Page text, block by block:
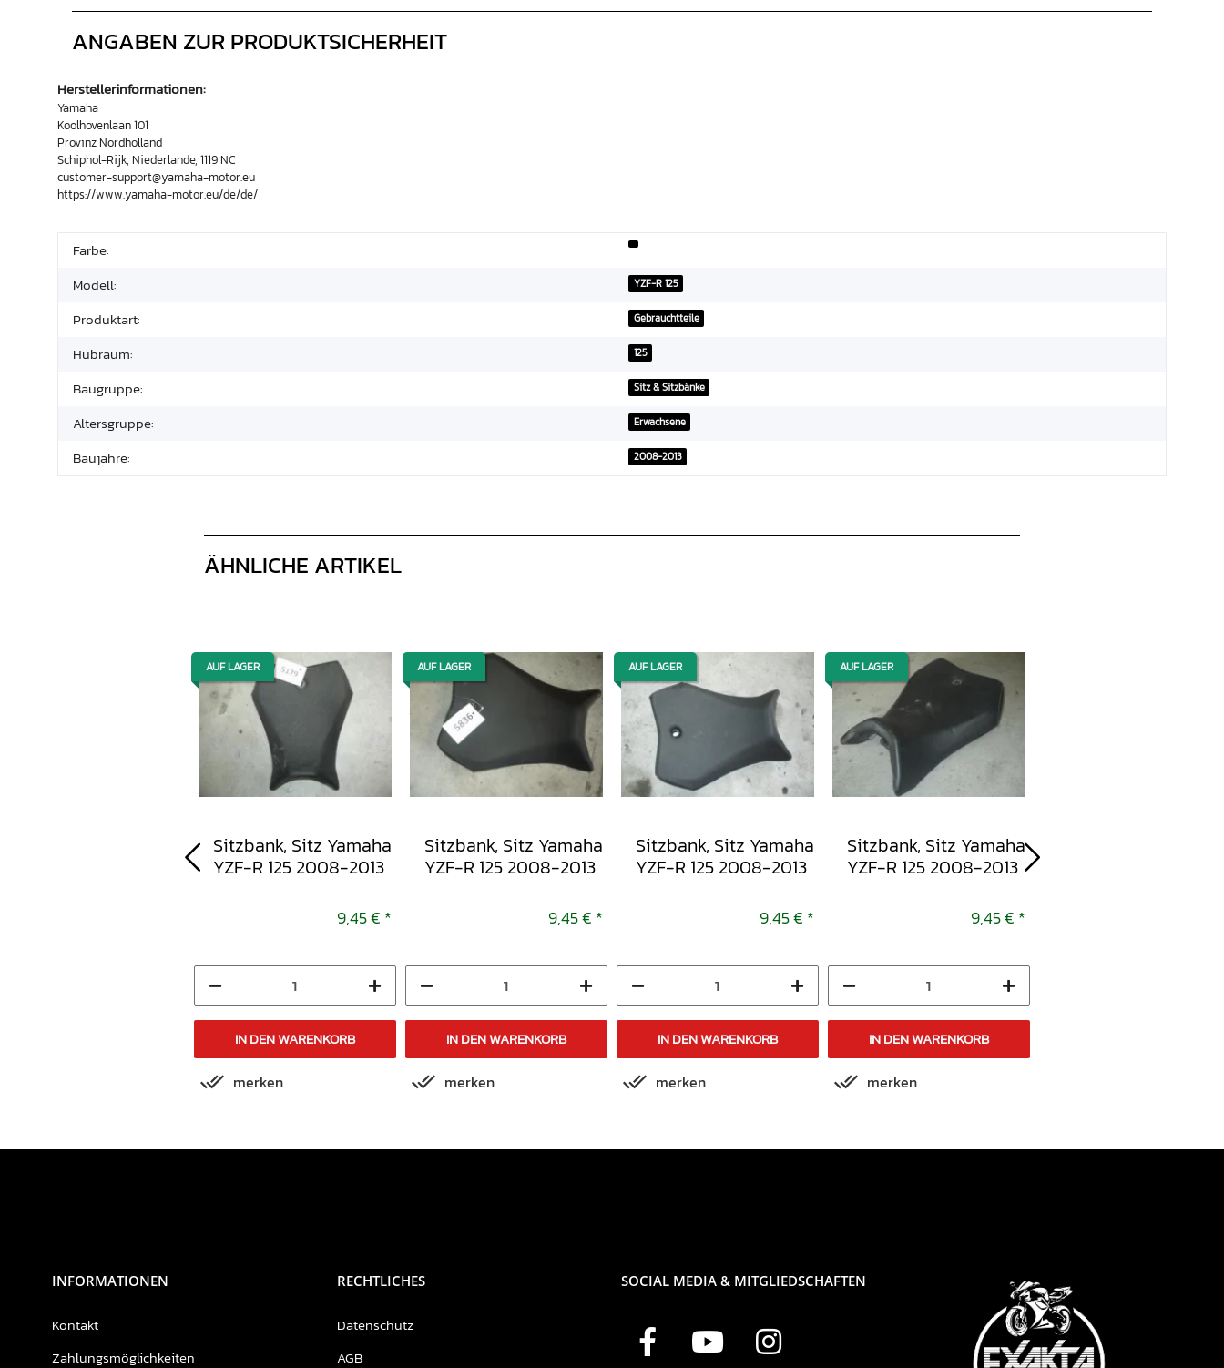
ANGABEN ZUR PRODUKTSICHERHEIT
Herstellerinformationen:
Yamaha
Koolhovenlaan 101
Provinz Nordholland
Schiphol-Rijk, Niederlande, 1119 NC
customer-support@yamaha-motor.eu
https://www.yamaha-motor.eu/de/de/
Farbe:
Modell:
YZF-R 125
Produktart: Gebrauchtteile
Hubraum: 125
Baugruppe: Sitz & Sitzbänke
Altersgruppe: Erwachsene
Baujahre: 2008-2013
ÄHNLICHE ARTIKEL
AUF LAGER
Sitzbank, Sitz Yamaha
YZF-R 125 2008-2013
9,45 € *
IN DEN WARENKORB
merken
AUF LAGER
Sitzbank, Sitz Yamaha
YZF-R 125 2008-2013
9,45 € *
IN DEN WARENKORB
merken
AUF LAGER
Sitzbank, Sitz Yamaha
YZF-R 125 2008-2013
9,45 € *
IN DEN WARENKORB
merken
AUF LAGER
Sitzbank, Sitz Yamaha
YZF-R 125 2008-2013
9,45 € *
IN DEN WARENKORB
merken
INFORMATIONEN
Kontakt
Zahlungsmöglichkeiten
RECHTLICHES
Datenschutz
AGB
SOCIAL MEDIA & MITGLIEDSCHAFTEN